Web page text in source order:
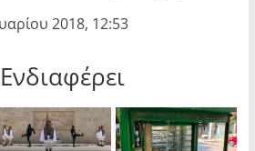
2018, 12:53